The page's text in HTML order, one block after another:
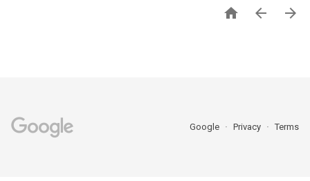
  
Google Privacy Terms